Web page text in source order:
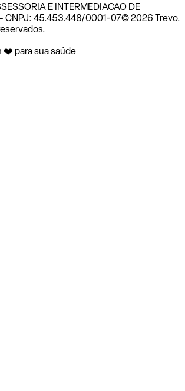
E INTERMEDIACAO DE
– CNPJ: 45.453.448/0001-07© 2026 Trevo.
❤️ para sua saúde